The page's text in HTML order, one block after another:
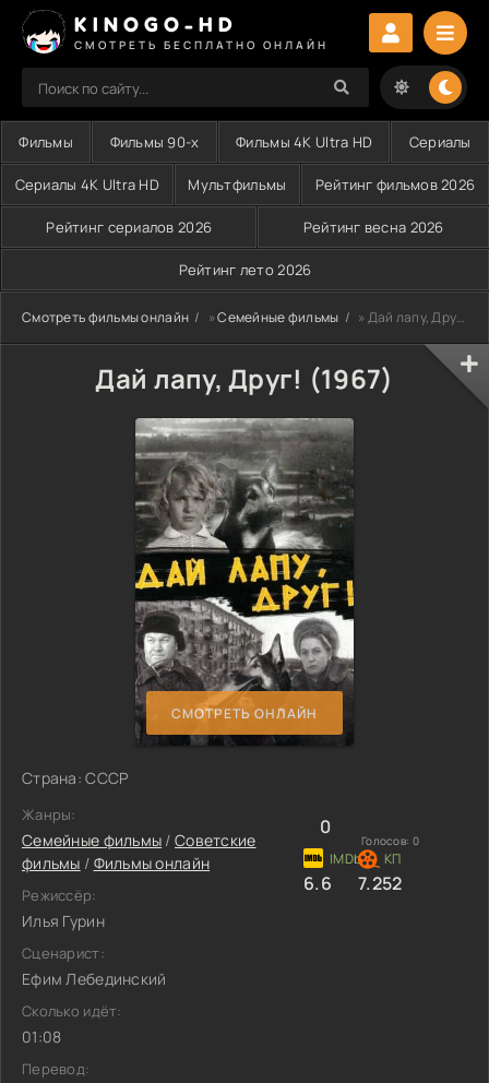
KINOGO-HD
СМОТРЕТЬ БЕСПЛАТНО ОНЛАЙН
Фильмы Фильмы 90-х Фильмы 4K Ultra HD Сериалы
Сериалы 4K Ultra HD Мультфильмы Рейтинг фильмов 2026
Рейтинг сериалов 2026 Рейтинг весна 2026
Рейтинг лето 2026
Смотреть фильмы онлайн »Семейные фильмы » Дай лапу, Друг! (1967)
Дай лапу, Друг! (1967)
СМОТРЕТЬ ОНЛАЙН
Страна: СССР
Жанры:
Семейные фильмы /Советские
фильмы / Фильмы онлайн
Режиссёр:
Илья Гурин
Сценарист:
Ефим Лебединский
Сколько идёт:
01:08
Перевод:
0
Голосов: 0
6.6 7.252